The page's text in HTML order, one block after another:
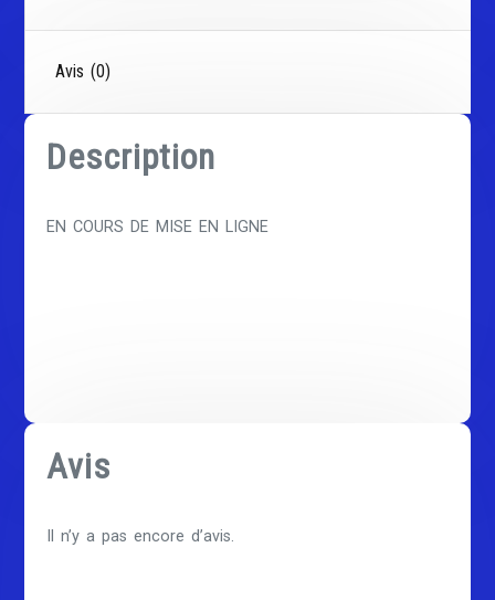
Avis (0)
Description
EN COURS DE MISE EN LIGNE
Avis
Il n’y a pas encore d’avis.